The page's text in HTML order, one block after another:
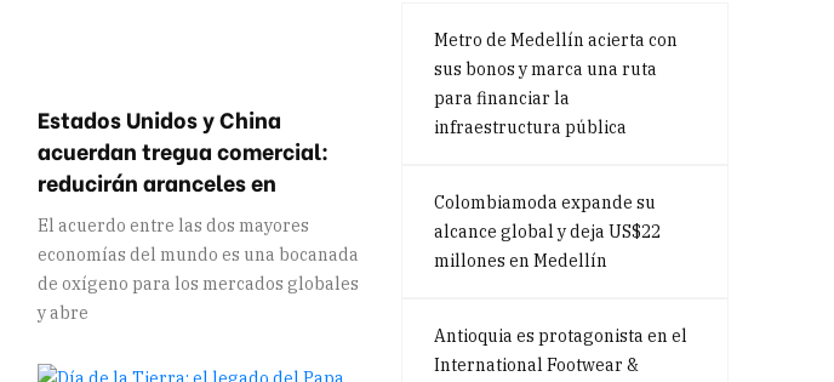
Estados Unidos y China
acuerdan tregua comercial:
reducirán aranceles en
El acuerdo entre las dos mayores
economías del mundo es una bocanada
de oxígeno para los mercados globales
y abre
Metro de Medellín acierta con
sus bonos y marca una ruta
para financiar la
infraestructura pública
Colombiamoda expande su
alcance global y deja US$22
millones en Medellín
Antioquia es protagonista en el
International Footwear &